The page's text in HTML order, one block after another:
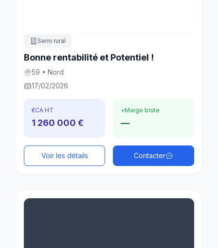
Semi rural
Bonne rentabilité et Potentiel !
59 • Nord
17/02/2026
€CA HT
1 260 000 €
+Marge brute
—
Voir les détails Contacter